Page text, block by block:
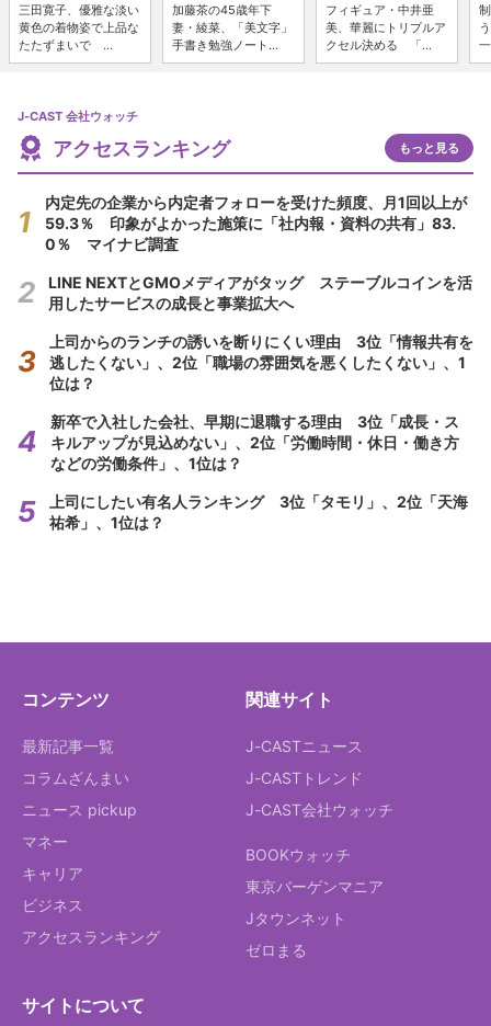
三田寛子、優雅な淡い
黄色の着物姿で上品な
たたずまいで ...
加藤茶の45歳年下
妻・綾菜、「美文字」
手書き勉強ノート...
フィギュア・中井亜
美、華麗にトリプルア
クセル決める 「...
J-CAST 会社ウォッチ
アクセスランキング もっと見る
内定先の企業から内定者フォローを受けた頻度、月1回以上が
59.3％ 印象がよかった施策に「社内報・資料の共有」83.
0％ マイナビ調査
LINE NEXTとGMOメディアがタッグ ステーブルコインを活
用したサービスの成長と事業拡大へ
上司からのランチの誘いを断りにくい理由 3位「情報共有を
逃したくない」、2位「職場の雰囲気を悪くしたくない」、1
位は？
新卒で入社した会社、早期に退職する理由 3位「成長・ス
キルアップが見込めない」、2位「労働時間・休日・働き方
などの労働条件」、1位は？
上司にしたい有名人ランキング 3位「タモリ」、2位「天海
祐希」、1位は？
コンテンツ
最新記事一覧
コラムざんまい
ニュース pickup
マネー
キャリア
ビジネス
アクセスランキング
関連サイト
J-CASTニュース
J-CASTトレンド
J-CAST会社ウォッチ
BOOKウォッチ
東京バーゲンマニア
Jタウンネット
ゼロまる
サイトについて